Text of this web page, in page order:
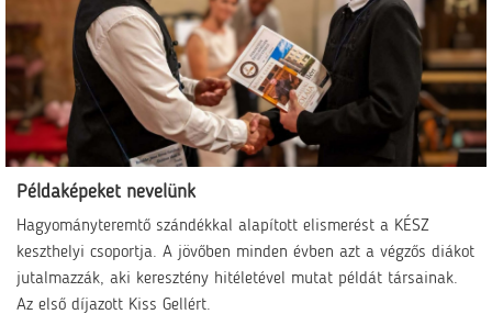
Példaképeket nevelünk
Hagyományteremtő szándékkal alapított elismerést a KÉSZ
keszthelyi csoportja. A jövőben minden évben azt a végzős diákot
jutalmazzák, aki keresztény hitéletével mutat példát társainak.
Az első díjazott Kiss Gellért.